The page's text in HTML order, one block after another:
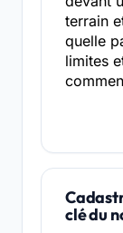
terrain
quelle
limites
clé du